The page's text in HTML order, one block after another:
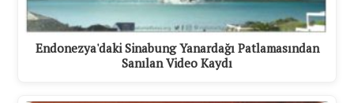
Endonezya'daki Sinabung Yanardağı Patlamasından
Sanılan Video Kaydı